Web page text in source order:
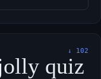
↓ 102
quiz